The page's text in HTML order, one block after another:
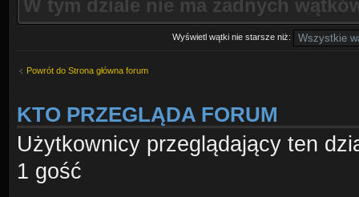
W tym dziale nie ma żadnych
Wyświetl wątki nie starsze niż:
Powrót do Strona główna forum
KTO PRZEGLĄDA FORUM
Użytkownicy przeglądający ten
1 gość